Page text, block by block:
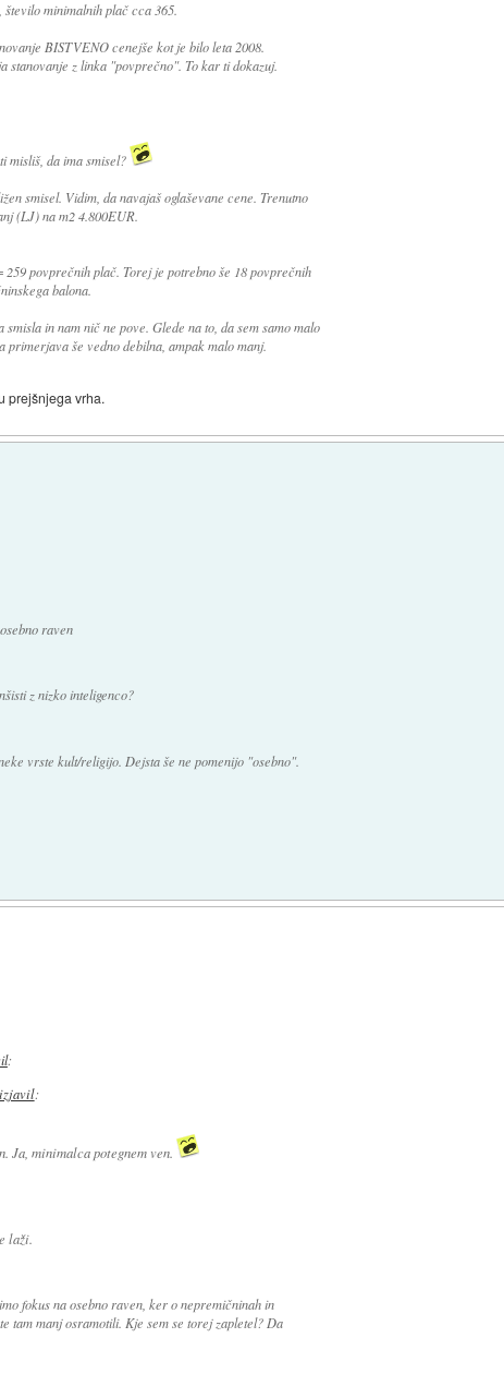
minimalnih plač cca 365.
BISTVENO cenejše kot je bilo leta 2008.
stanovanje z linka "povprečno". To kar ti dokazuj.
misliš, da ima smisel?
smisel. Vidim, da navajaš oglaševane cene. Trenutno
(LJ) na m2 4.800EUR.
povprečnih plač. Torej je potrebno še 18 povprečnih
balona.
in nam nič ne pove. Glede na to, da sem samo malo
še vedno debilna, ampak malo manj.
prejšnjega vrha.
raven
z nizko inteligenco?
vrste kult/religijo. Dejsta še ne pomenijo "osebno".
:
izjavil:
Ja, minimalca potegnem ven.
laži.
fokus na osebno raven, ker o nepremičninah in
tam manj osramotili. Kje sem se torej zapletel? Da